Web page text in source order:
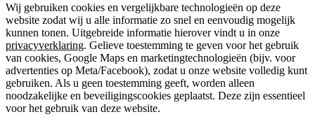
Wij gebruiken cookies en vergelijkbare technologieën op deze
website zodat wij u alle informatie zo snel en eenvoudig mogelijk
kunnen tonen. Uitgebreide informatie hierover vindt u in onze
privacyverklaring. Gelieve toestemming te geven voor het gebruik
van cookies, Google Maps en marketingtechnologieën (bijv. voor
advertenties op Meta/Facebook), zodat u onze website volledig kunt
gebruiken. Als u geen toestemming geeft, worden alleen
noodzakelijke en beveiligingscookies geplaatst. Deze zijn essentieel
voor het gebruik van deze website.